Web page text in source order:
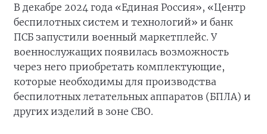
В декабре 2024 года «Единая Россия», «Центр
беспилотных систем и технологий» и банк
ПСБ запустили военный маркетплейс. У
военнослужащих появилась возможность
через него приобретать комплектующие,
которые необходимы для производства
беспилотных летательных аппаратов (БПЛА) и
других изделий в зоне СВО.